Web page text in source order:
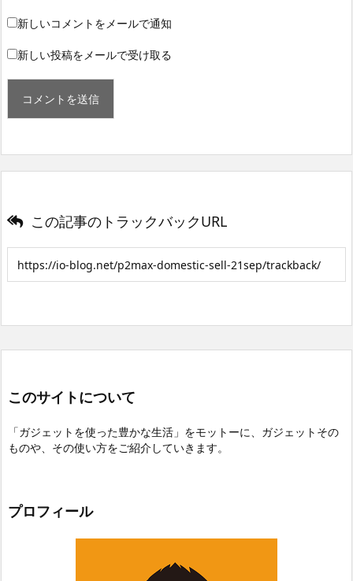
新しいコメントをメールで通知
新しい投稿をメールで受け取る
この記事のトラックバックURL
このサイトについて
「ガジェットを使った豊かな生活」をモットーに、ガジェットその
ものや、その使い方をご紹介していきます。
プロフィール